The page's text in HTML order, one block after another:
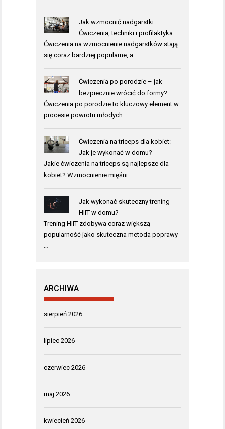
Jak wzmocnić nadgarstki:
Ćwiczenia, techniki i profilaktyka
Ćwiczenia na wzmocnienie nadgarstków stają
się coraz bardziej popularne, a …
Ćwiczenia po porodzie – jak
bezpiecznie wrócić do formy?
Ćwiczenia po porodzie to kluczowy element w
procesie powrotu młodych …
Ćwiczenia na triceps dla kobiet:
Jak je wykonać w domu?
Jakie ćwiczenia na triceps są najlepsze dla
kobiet? Wzmocnienie mięśni …
Jak wykonać skuteczny trening
HIIT w domu?
Trening HIIT zdobywa coraz większą
popularność jako skuteczna metoda poprawy
…
ARCHIWA
sierpień 2026
lipiec 2026
czerwiec 2026
maj 2026
kwiecień 2026